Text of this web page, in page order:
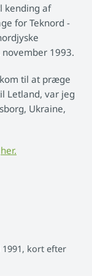
kending af
for Teknord -
1993.
til at præge
Letland, var jeg
Ukraine,
her.
kort efter